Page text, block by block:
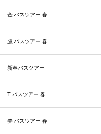
金 バスツアー 春
鷹 バスツアー 春
新春バスツアー
T バスツアー 春
夢 バスツアー 春